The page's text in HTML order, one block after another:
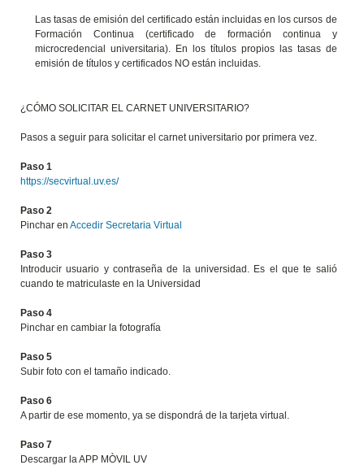
Las tasas de emisión del certificado están incluidas en los cursos de
Formación Continua (certificado de formación continua y
microcredencial universitaria). En los títulos propios las tasas de
emisión de títulos y certificados NO están incluidas.
¿CÓMO SOLICITAR EL CARNET UNIVERSITARIO?
Pasos a seguir para solicitar el carnet universitario por primera vez.
Paso 1
https://secvirtual.uv.es/
Paso 2
Pinchar enAccedir Secretaria Virtual
Paso 3
Introducir usuario y contraseña de la universidad. Es el que te salió
cuando te matriculaste en la Universidad
Paso 4
Pinchar en cambiar la fotografía
Paso 5
Subir foto con el tamaño indicado.
Paso 6
A partir de ese momento, ya se dispondrá de la tarjeta virtual.
Paso 7
Descargar la APP MÒVIL UV